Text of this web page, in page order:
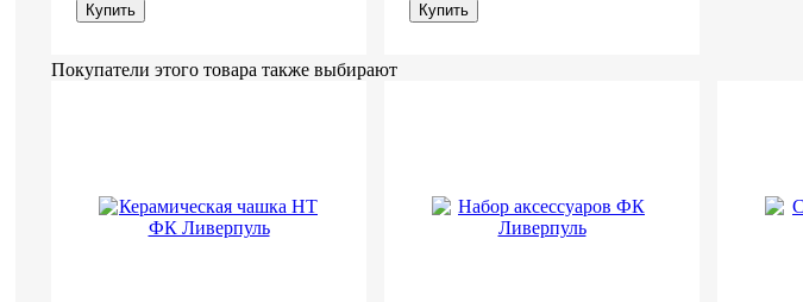
Купить Купить
Покупатели этого товара также выбирают